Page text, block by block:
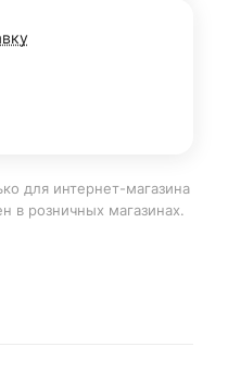
для интернет-магазина
в розничных магазинах.